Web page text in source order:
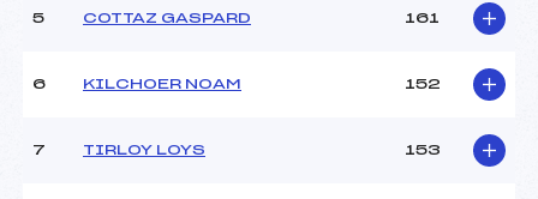
U16
5 COTTAZ GASPARD 161
6 KILCHOER NOAM 152
7 TIRLOY LOYS 153